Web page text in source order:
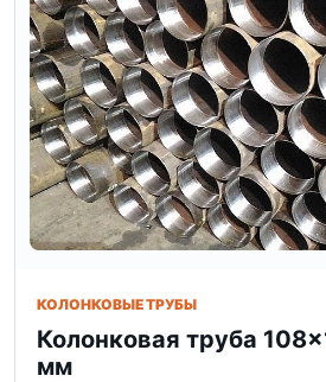
КОЛОНКОВЫЕ ТРУБЫ
Колонковая труба
мм